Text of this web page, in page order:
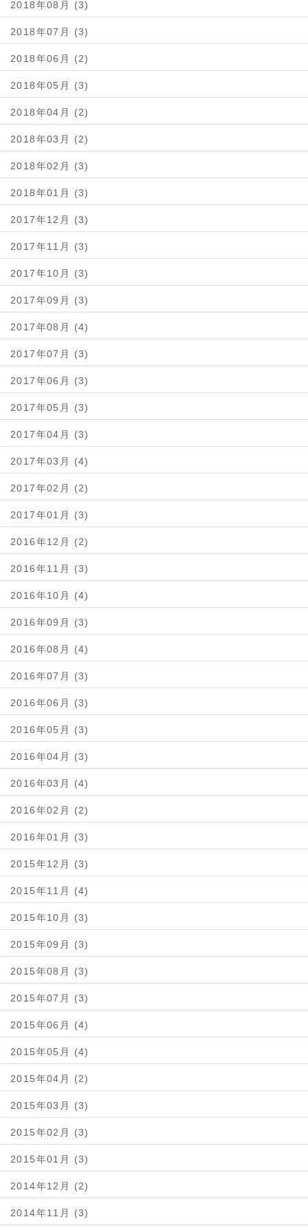
2018年08月 (3)
2018年07月 (3)
2018年06月 (2)
2018年05月 (3)
2018年04月 (2)
2018年03月 (2)
2018年02月 (3)
2018年01月 (3)
2017年12月 (3)
2017年11月 (3)
2017年10月 (3)
2017年09月 (3)
2017年08月 (4)
2017年07月 (3)
2017年06月 (3)
2017年05月 (3)
2017年04月 (3)
2017年03月 (4)
2017年02月 (2)
2017年01月 (3)
2016年12月 (2)
2016年11月 (3)
2016年10月 (4)
2016年09月 (3)
2016年08月 (4)
2016年07月 (3)
2016年06月 (3)
2016年05月 (3)
2016年04月 (3)
2016年03月 (4)
2016年02月 (2)
2016年01月 (3)
2015年12月 (3)
2015年11月 (4)
2015年10月 (3)
2015年09月 (3)
2015年08月 (3)
2015年07月 (3)
2015年06月 (4)
2015年05月 (4)
2015年04月 (2)
2015年03月 (3)
2015年02月 (3)
2015年01月 (3)
2014年12月 (2)
2014年11月 (3)